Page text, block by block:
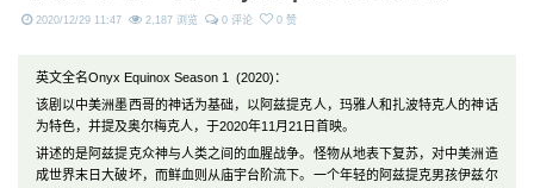
2020/12/29 11:47 2,187 浏览 0 评论 0 赞
英文全名Onyx Equinox Season 1 (2020)：
该剧以中美洲墨西哥的神话为基础，以阿兹提克人，玛雅人和扎波特克人的神话
为特色，并提及奥尔梅克人，于2020年11月21日首映。
讲述的是阿兹提克众神与人类之间的血腥战争。怪物从地表下复苏，对中美洲造
成世界末日大破坏，而鲜血则从庙宇台阶流下。一个年轻的阿兹提克男孩伊兹尔